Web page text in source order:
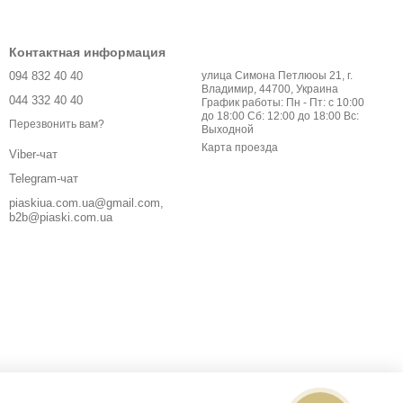
Контактная информация
094 832 40 40
044 332 40 40
Перезвонить вам?
Viber-чат
Telegram-чат
piaskiua.com.ua@gmail.com,
b2b@piaski.com.ua
улица Симона Петлюоы 21, г.
Владимир, 44700, Украина
График работы: Пн - Пт: с 10:00
до 18:00 Сб: 12:00 до 18:00 Вс:
Выходной
Карта проезда